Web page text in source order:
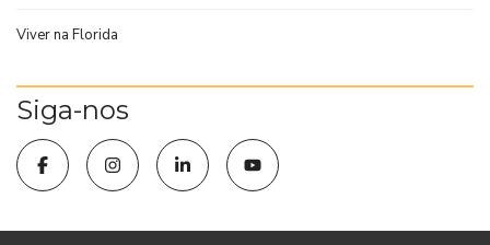
Viver na Florida
Siga-nos